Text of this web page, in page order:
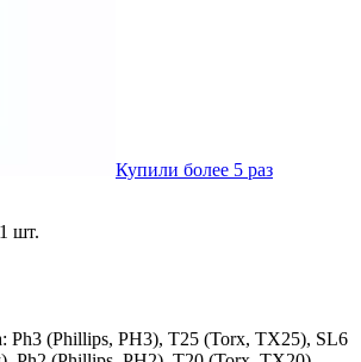
Купили более 5 раз
шт.
Ph3 (Phillips, PH3), T25 (Torx, TX25), SL6